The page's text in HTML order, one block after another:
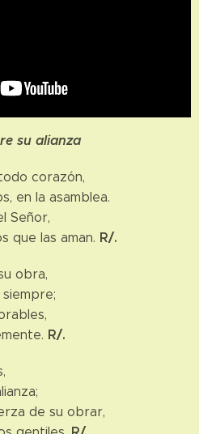
su alianza
corazón,
en la asamblea.
Señor,
que las aman. R/.
obra,
R/.
de su obrar,